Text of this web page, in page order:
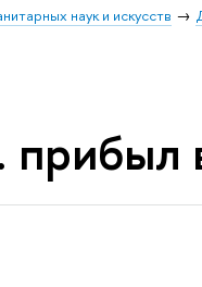
наук и искусств
прибыл